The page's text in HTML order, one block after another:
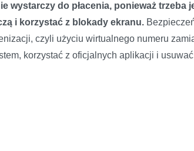
wystarczy do płacenia, ponieważ trzeba
i korzystać z blokady ekranu.
czyli użyciu wirtualnego numeru
korzystać z oficjalnych aplikacji i